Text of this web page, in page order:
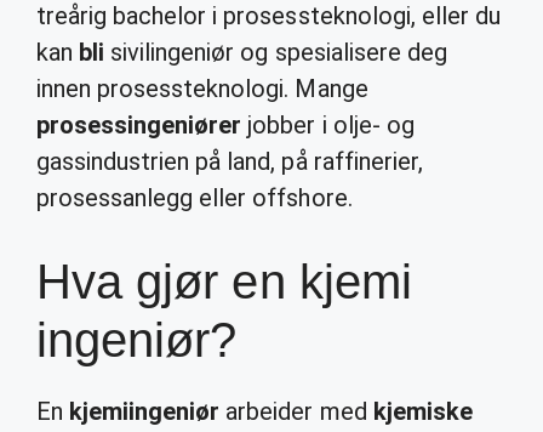
treårig bachelor i prosessteknologi, eller du
kan bli sivilingeniør og spesialisere deg
innen prosessteknologi. Mange
prosessingeniører jobber i olje- og
gassindustrien på land, på raffinerier,
prosessanlegg eller offshore.
Hva gjør en kjemi
ingeniør?
En kjemiingeniør arbeider med kjemiske